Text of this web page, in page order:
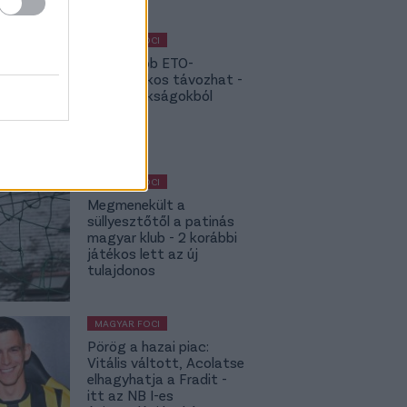
MAGYAR FOCI
NB I: Újabb ETO-
kulcsjátékos távozhat -
topbajnokságokból
MAGYAR FOCI
Megmenekült a
süllyesztőtől a patinás
magyar klub - 2 korábbi
játékos lett az új
tulajdonos
MAGYAR FOCI
Pörög a hazai piac:
Vitális váltott, Acolatse
elhagyhatja a Fradit -
itt az NB I-es